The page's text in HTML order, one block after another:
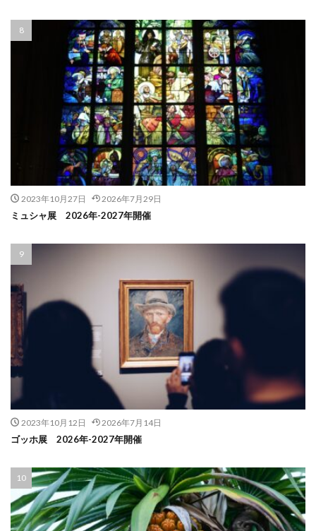
2023年10月27日 2026年7月29日
ミュシャ展 2026年-2027年開催
2023年10月12日 2026年7月14日
ゴッホ展 2026年-2027年開催